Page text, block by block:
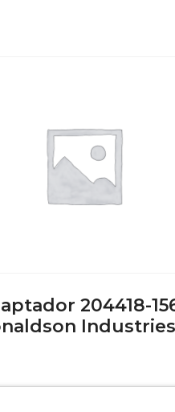
204418-
Industries